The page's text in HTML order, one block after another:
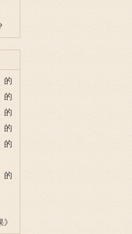
的
的
的
的
的
的